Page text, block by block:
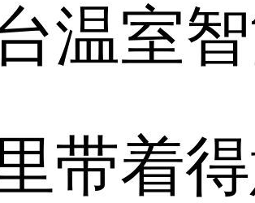
温室
带着